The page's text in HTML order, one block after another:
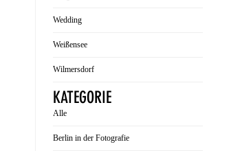
Wedding
Weißensee
Wilmersdorf
KATEGORIE
Alle
Berlin in der Fotografie